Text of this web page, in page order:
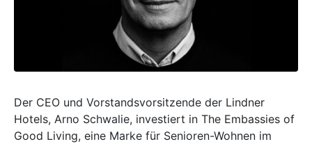
Der CEO und Vorstandsvorsitzende der Lindner
Hotels, Arno Schwalie, investiert in The Embassies of
Good Living, eine Marke für Senioren-Wohnen im